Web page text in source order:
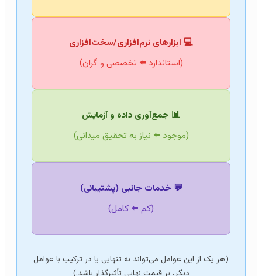
💻 ابزارهای نرم‌افزاری/سخت‌افزاری
(استاندارد ⬅️ تخصصی و گران)
📊 جمع‌آوری داده و آزمایش
(موجود ⬅️ نیاز به تحقیق میدانی)
💬 خدمات جانبی (پشتیبانی)
(کم ⬅️ کامل)
(هر یک از این عوامل می‌تواند به تنهایی یا در ترکیب با عوامل
دیگر، بر قیمت نهایی تأثیرگذار باشد.)